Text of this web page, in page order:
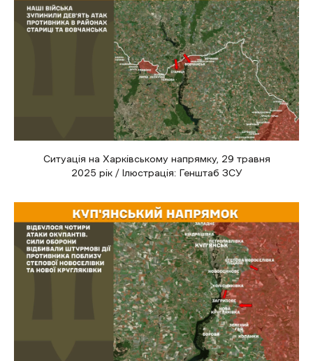
Ситуація на Харківському напрямку, 29 травня
2025 рік / Ілюстрація: Генштаб ЗСУ